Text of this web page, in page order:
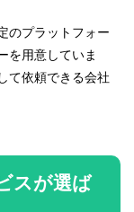
のプラットフォー
を用意していま
て依頼できる会社
スが選ば